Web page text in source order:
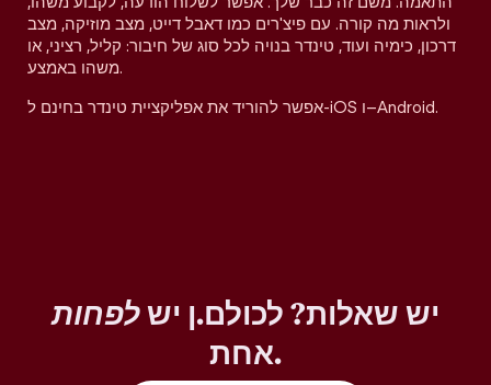
ולראות מה קורה. עם פיצ'רים כמו דאבל דייט, מצב מוזיקה, מצב
דרכון, כימיה ועוד, טינדר בנויה לכל סוג של חיבור: קליל, רציני, או
משהו באמצע.
אפשר להוריד את אפליקציית טינדר בחינם ל-iOS ו–Android.
יש שאלות? לכולם.ן ישלפחות
אחת.